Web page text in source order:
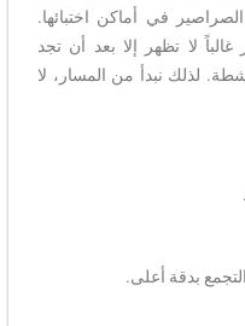
في أماكن اختبائها.
لا تظهر إلا بعد أن تجد
لذلك نبدأ من المسار، لا
بدقة أعلى.